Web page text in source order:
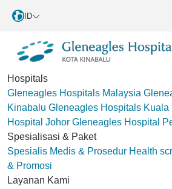
ID
Hospitals
Gleneagles Hospitals Malaysia
Kinabalu Gleneagles Hospitals Kuala
Hospital Johor Gleneagles Hospital
Spesialisasi & Paket
Spesialis Medis & Prosedur Health
& Promosi
Layanan Kami